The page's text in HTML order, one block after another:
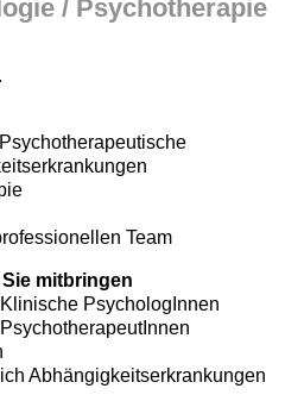
/ Psychotherapie
Team
mitbringen
PsychologInnen
Abhängigkeitserkrankungen